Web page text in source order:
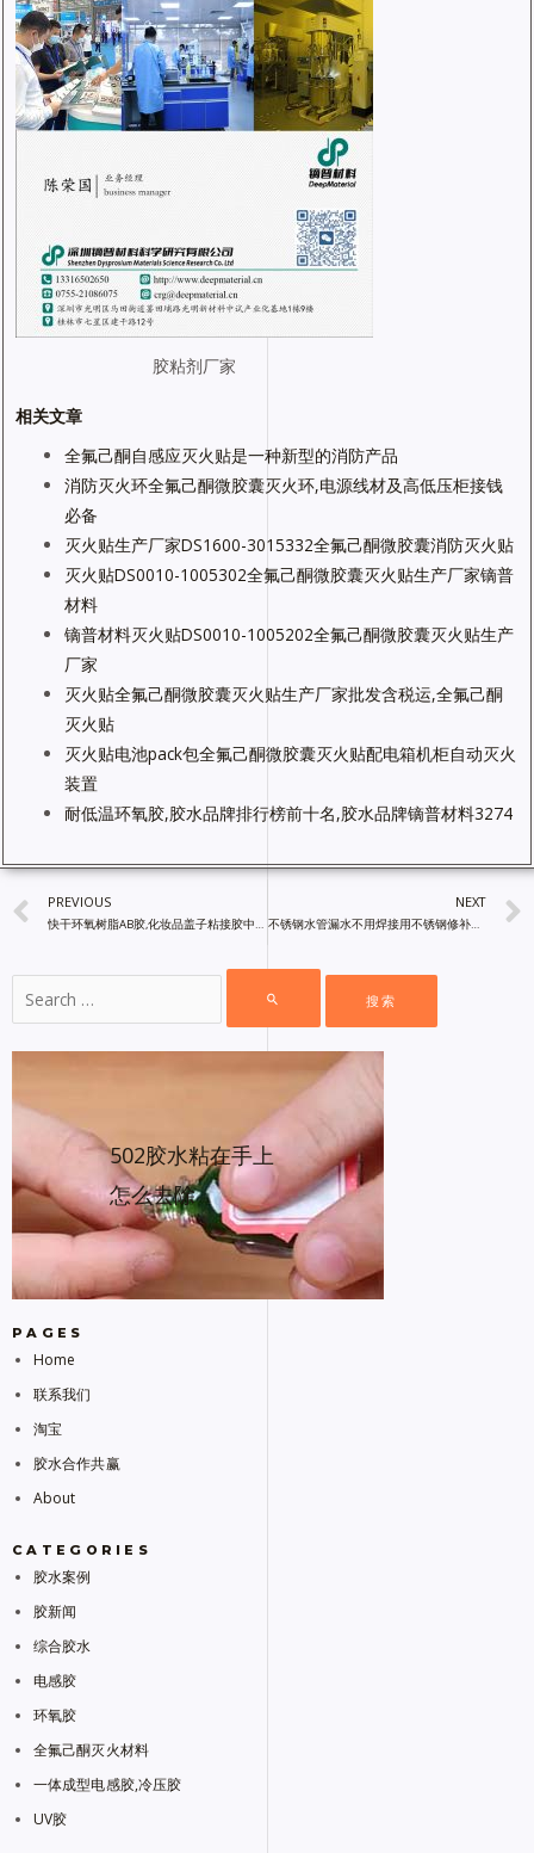
胶粘剂厂家
相关文章
全氟己酮自感应灭火贴是一种新型的消防产品
消防灭火环全氟己酮微胶囊灭火环,电源线材及高低压柜接钱
必备
灭火贴生产厂家DS1600-3015332全氟己酮微胶囊消防灭火贴
灭火贴DS0010-1005302全氟己酮微胶囊灭火贴生产厂家镝普
材料
镝普材料灭火贴DS0010-1005202全氟己酮微胶囊灭火贴生产
厂家
灭火贴全氟己酮微胶囊灭火贴生产厂家批发含税运,全氟己酮
灭火贴
灭火贴电池pack包全氟己酮微胶囊灭火贴配电箱机柜自动灭火
装置
耐低温环氧胶,胶水品牌排行榜前十名,胶水品牌镝普材料3274
PREVIOUS
快干环氧树脂AB胶,化妆品盖子粘接胶中国工业胶水批发网
NEXT
不锈钢水管漏水不用焊接用不锈钢修补胶简单方便,中国工业胶水批发网
502胶水粘在手上
怎么去除
PAGES
Home
联系我们
淘宝
胶水合作共赢
About
CATEGORIES
胶水案例
胶新闻
综合胶水
电感胶
环氧胶
全氟己酮灭火材料
一体成型电感胶,冷压胶
UV胶